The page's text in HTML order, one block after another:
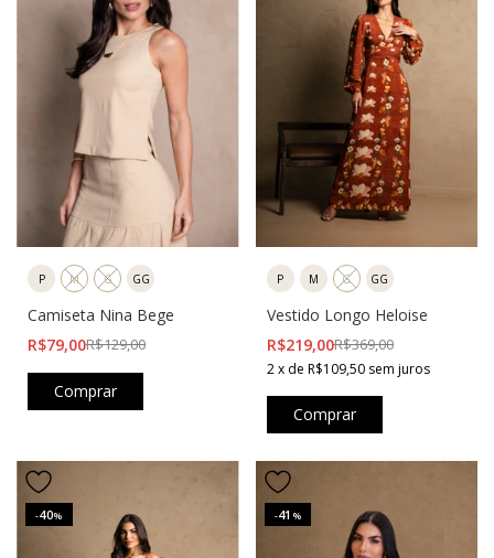
P M G GG
Camiseta Nina Bege
R$79,00R$129,00
Comprar
P M G GG
Vestido Longo Heloise
R$219,00R$369,00
2 x de R$109,50 sem juros
Comprar
-40% -41 %